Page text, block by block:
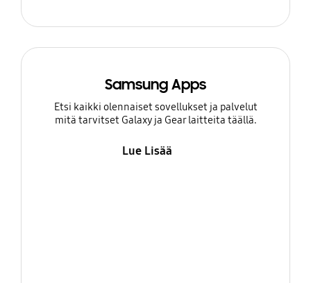
Samsung Apps
Etsi kaikki olennaiset sovellukset ja palvelut
mitä tarvitset Galaxy ja Gear laitteita täällä.
Lue Lisää